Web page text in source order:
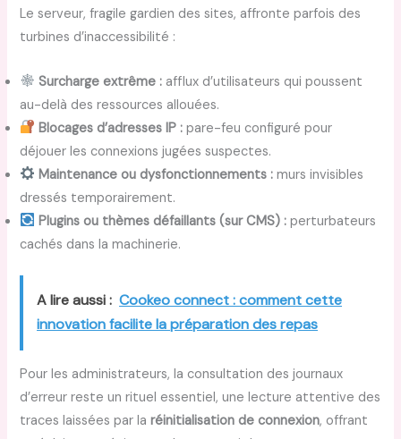
Le serveur, fragile gardien des sites, affronte parfois des
turbines d’inaccessibilité :
Surcharge extrême : afflux d’utilisateurs qui poussent
au-delà des ressources allouées.
Blocages d’adresses IP : pare-feu configuré pour
déjouer les connexions jugées suspectes.
Maintenance ou dysfonctionnements : murs invisibles
dressés temporairement.
Plugins ou thèmes défaillants (sur CMS) : perturbateurs
cachés dans la machinerie.
A lire aussi : Cookeo connect : comment cette
innovation facilite la préparation des repas
Pour les administrateurs, la consultation des journaux
d’erreur reste un rituel essentiel, une lecture attentive des
traces laissées par laréinitialisation de connexion, offrant